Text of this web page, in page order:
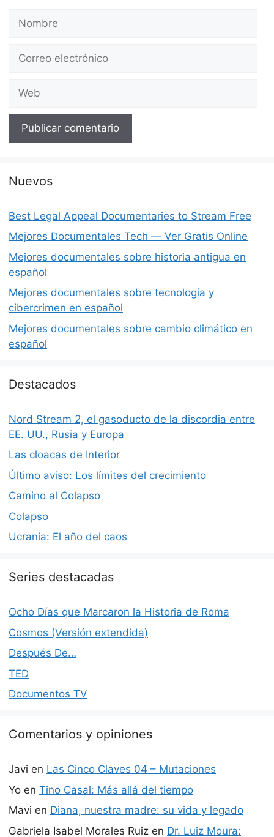
electrónico
Nuevos
Best Legal Appeal Documentaries to Stream Free
Mejores Documentales Tech — Ver Gratis Online
Mejores documentales sobre historia antigua en
español
Mejores documentales sobre tecnología y
cibercrimen en español
Mejores documentales sobre cambio climático en
español
Destacados
Nord Stream 2, el gasoducto de la discordia entre
EE. UU., Rusia y Europa
Las cloacas de Interior
Último aviso: Los límites del crecimiento
Camino al Colapso
Colapso
Ucrania: El año del caos
Series destacadas
Ocho Días que Marcaron la Historia de Roma
Cosmos (Versión extendida)
Después De…
TED
Documentos TV
Comentarios y opiniones
Javi en Las Cinco Claves 04 – Mutaciones
Yo en Tino Casal: Más allá del tiempo
Mavi en Diana, nuestra madre: su vida y legado
Gabriela Isabel Morales Ruiz en Dr. Luiz Moura: